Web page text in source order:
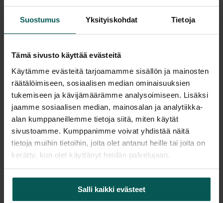
Suostumus Yksityiskohdat Tietoja
Tämä sivusto käyttää evästeitä
Käytämme evästeitä tarjoamamme sisällön ja mainosten
räätälöimiseen, sosiaalisen median ominaisuuksien
tukemiseen ja kävijämäärämme analysoimiseen. Lisäksi
jaamme sosiaalisen median, mainosalan ja analytiikka-
alan kumppaneillemme tietoja siitä, miten käytät
sivustoamme. Kumppanimme voivat yhdistää näitä
tietoja muihin tietoihin, joita olet antanut heille tai joita on
kerätty, kun olet käyttänyt heidän palvelujaan.
Salli kaikki evästeet
Saatavuus
Tampere: Tuotetta on varastossa 0 kpl (voit tilata myymälään,
Tulosta tuotekortti
Tuotekuvaus
HAY Bella -sivupöytä
Tyylikäs ja ajaton HAY Bella -sivupöytä. Pyöreä